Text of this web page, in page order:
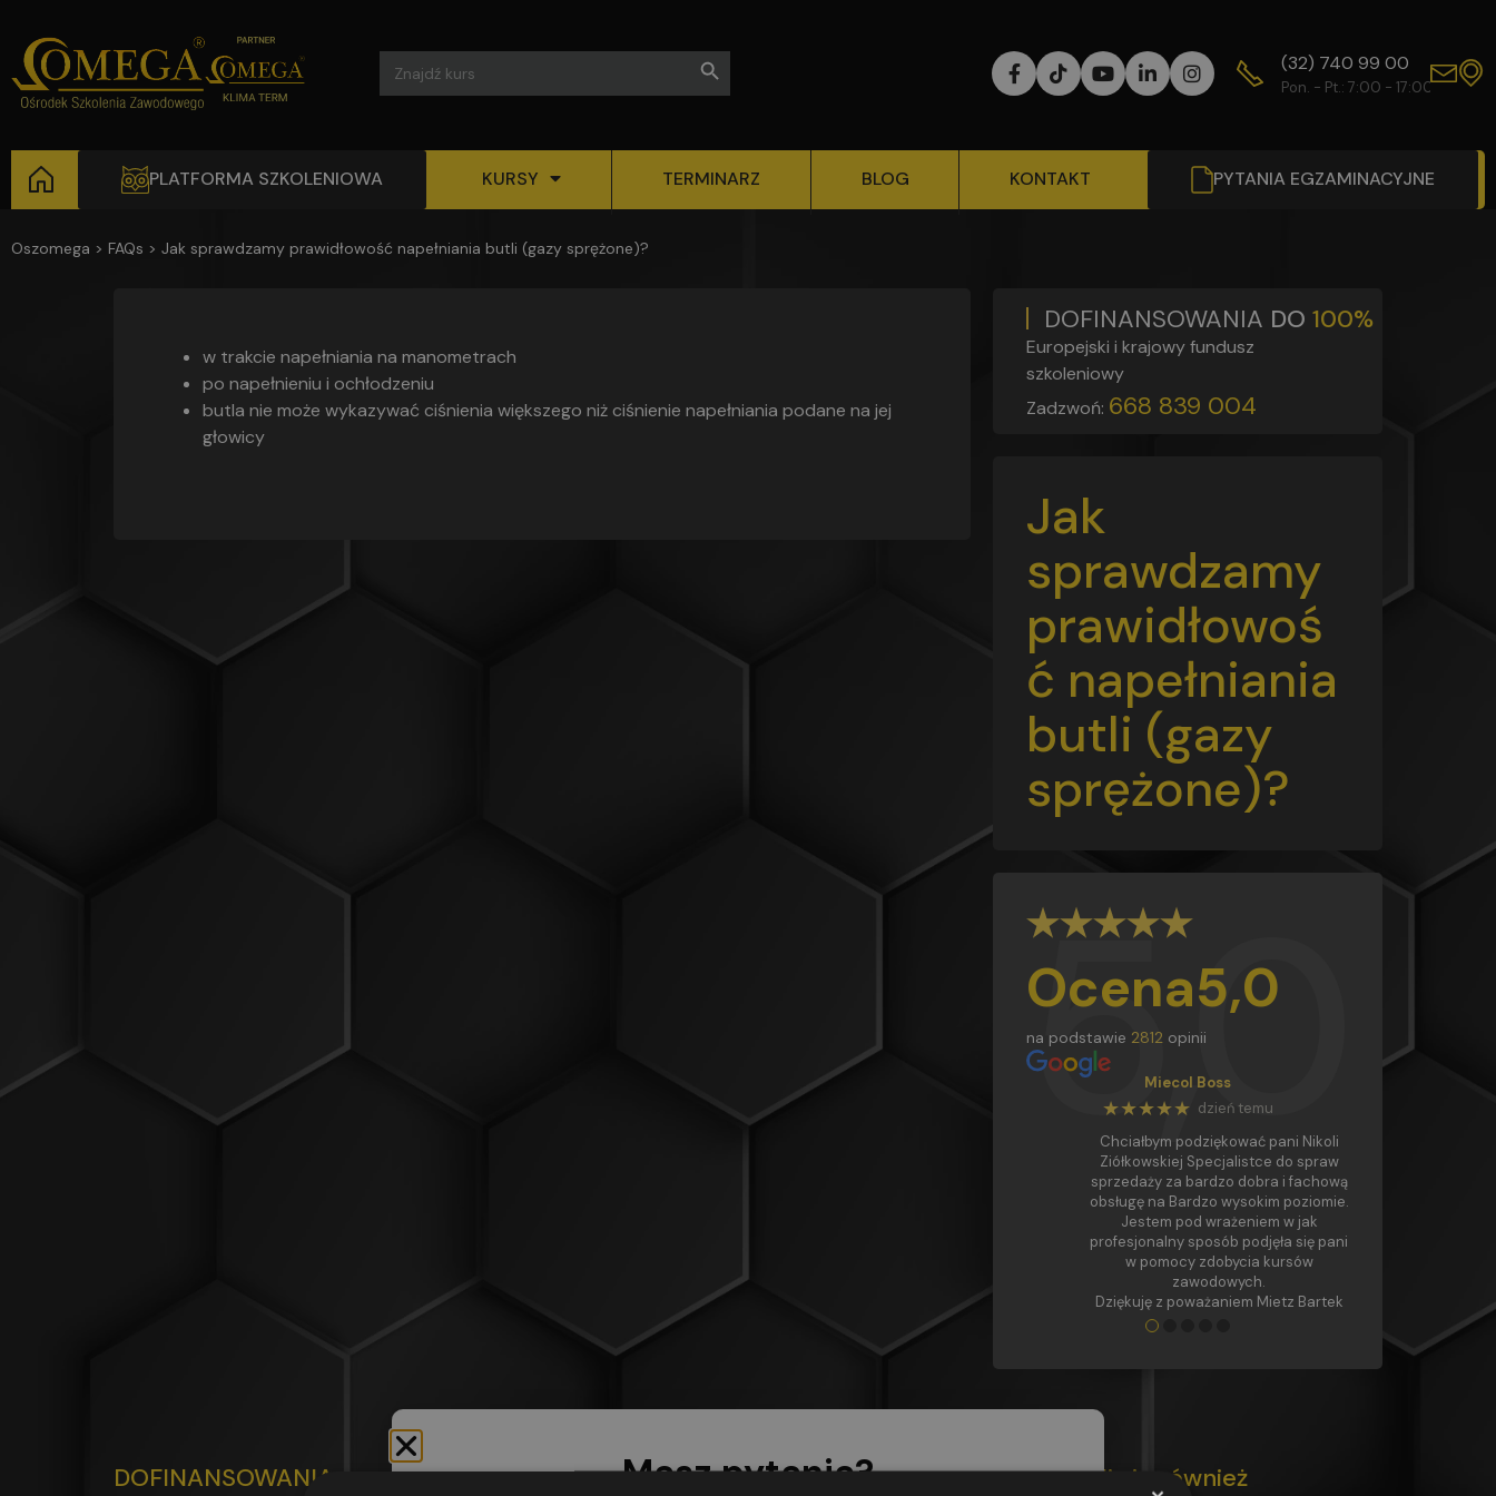
Search
for:
Search Button
(32) 740 99 00
Pon. - Pt.: 7:00 - 17:00
PLATFORMA SZKOLENIOWA KURSY TERMINARZ BLOG KONTAKT PYTANIA EGZAMINACYJNE
Oszomega > FAQs > Jak sprawdzamy prawidłowość napełniania butli (gazy sprężone)?
DOFINANSOWANIA DO 100%
Europejski i krajowy fundusz
szkoleniowy
Zadzwoń: 668 839 004
Jak
sprawdzamy
prawidłowoś
ć napełniania
butli (gazy
sprężone)?
5,0
Ocena5,0
na podstawie 2812 opinii
Miecol Boss
★★★★★ dzień temu
Chciałbym podziękować pani Nikoli
Ziółkowskiej Specjalistce do spraw
sprzedaży za bardzo dobra i fachową
obsługę na Bardzo wysokim poziomie.
Jestem pod wrażeniem w jak
profesjonalny sposób podjęła się pani
w pomocy zdobycia kursów
zawodowych.
Dziękuję z poważaniem Mietz Bartek
●
w trakcie napełniania na manometrach
po napełnieniu i ochłodzeniu
butla nie może wykazywać ciśnienia większego niż ciśnienie napełniania podane na jej
głowicy
DOFINANSOWANIA FAQ Inni zapisali się również
Masz pytania?